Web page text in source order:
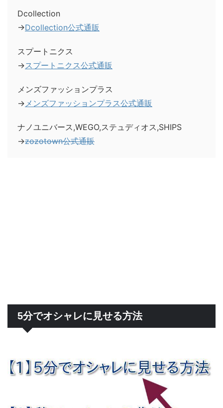
Dcollection
→Dcollection公式通販
スプートニクス
→スプートニクス公式通販
メンズファッションプラス
→メンズファッションプラス公式通販
ナノユニバース,WEGO,ステュディオス,SHIPS
→zozotown公式通販
5分でオシャレに見せる方法